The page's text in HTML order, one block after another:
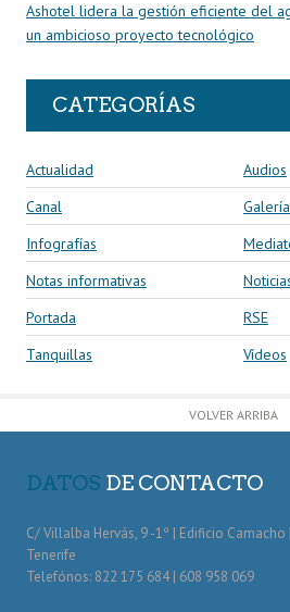
Ashotel lidera la gestión eficiente del
un ambicioso proyecto tecnológico
CATEGORÍAS
Actualidad
Audios
Canal
Infografías
Notas informativas
Portada
RSE
Tanquillas
Vídeos
VOLVER ARRIBA
DATOS DE CONTACTO
C/ Villalba Hervás, 9 -1º | Edificio Camacho
Tenerife
Telefónos: 822 175 684 | 608 958 069